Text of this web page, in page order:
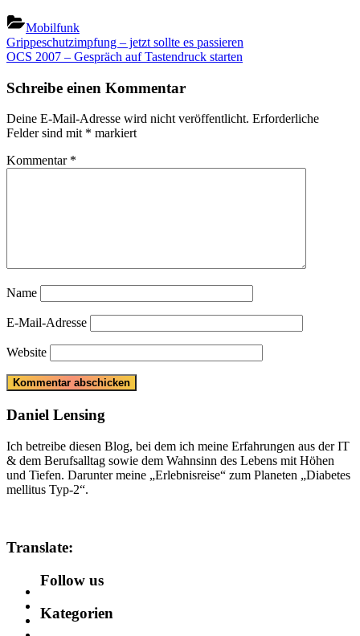
Mobilfunk
Beitragsnavigation
Previous
Post:
Grippeschutzimpfung – jetzt sollte es passieren
Next
OCS 2007 – Gespräch auf Tastendruck starten
Schreibe einen Kommentar
Deine E-Mail-Adresse wird nicht veröffentlicht. Erforderliche
Felder sind mit * markiert
Kommentar *
Name
E-Mail-Adresse
Website
Daniel Lensing
Ich betreibe diesen Blog, bei dem ich meine Erfahrungen aus der IT
& dem Berufsalltag sowie dem Wahnsinn des Lebens mit Höhen
und Tiefen. Darunter meine „Erlebnisreise“ zum Planeten „Diabetes
mellitus Typ-2“.
Translate:
Follow us
Kategorien